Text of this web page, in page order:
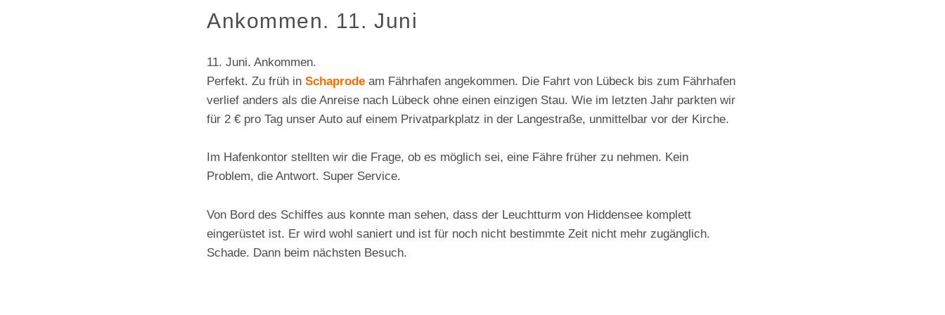
Ankommen. 11. Juni
11. Juni. Ankommen.
Perfekt. Zu früh in Schaprode am Fährhafen angekommen. Die Fahrt von Lübeck bis zum Fährhafen
verlief anders als die Anreise nach Lübeck ohne einen einzigen Stau. Wie im letzten Jahr parkten wir
für 2 € pro Tag unser Auto auf einem Privatparkplatz in der Langestraße, unmittelbar vor der Kirche.
Im Hafenkontor stellten wir die Frage, ob es möglich sei, eine Fähre früher zu nehmen. Kein
Problem, die Antwort. Super Service.
Von Bord des Schiffes aus konnte man sehen, dass der Leuchtturm von Hiddensee komplett
eingerüstet ist. Er wird wohl saniert und ist für noch nicht bestimmte Zeit nicht mehr zugänglich.
Schade. Dann beim nächsten Besuch.